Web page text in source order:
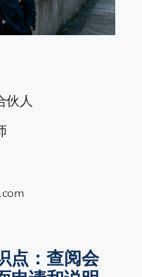
伙人
点：查阅会